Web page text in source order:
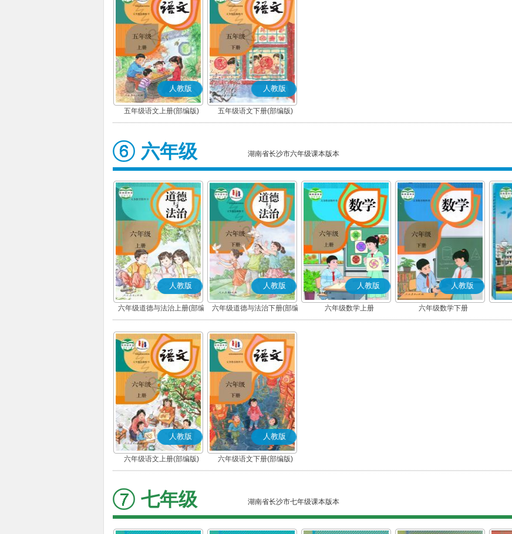
人教版
五年级语文上册(部编版)
人教版
五年级语文下册(部编版)
六年级 湖南省长沙市六年级课本版本
人教版
六年级道德与法治上册(部编
版)
人教版
六年级道德与法治下册(部编
版)
人教版
六年级数学上册
人教版
六年级数学下册
人教版
六年级语文上册(部编版)
人教版
六年级语文下册(部编版)
七年级 湖南省长沙市七年级课本版本